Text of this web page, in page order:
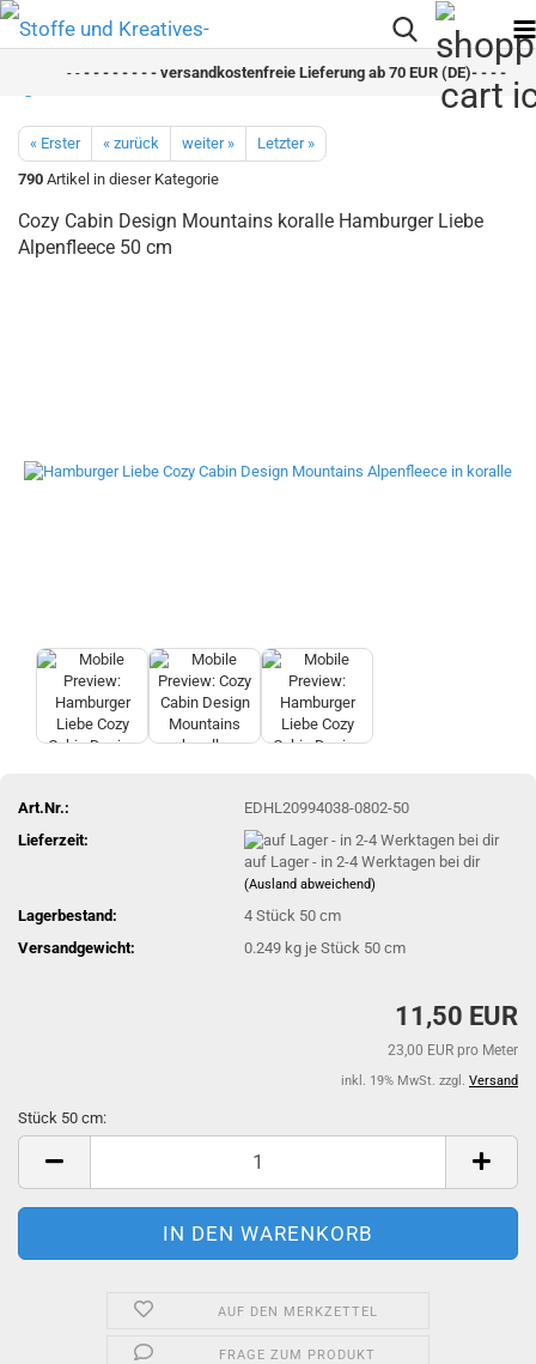
- -- - - - - - - - versandkostenfreie Lieferung ab 70 EUR (DE)- - - - - -
« Erster « zurück weiter »
Letzter »
790 Artikel in dieser Kategorie
Cozy Cabin Design Mountains koralle Hamburger Liebe
Alpenfleece 50 cm
Art.Nr.:
EDHL20994038-0802-50
Lieferzeit:
auf Lager - in 2-4 Werktagen bei dir
(Ausland abweichend)
Lagerbestand: 4Stück 50 cm
Versandgewicht:
0.249 kg je Stück 50 cm
11,50 EUR
23,00 EUR pro Meter
inkl. 19% MwSt. zzgl. Versand
Stück 50 cm:
Stück
cm
AUF DEN MERKZETTEL
FRAGE ZUM PRODUKT